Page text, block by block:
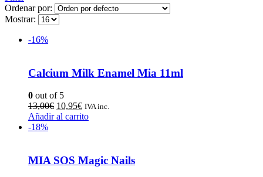
Ordenar por:
Mostrar:
-16%
Calcium Milk Enamel Mia 11ml
0 out of 5
13,00€ 10,95€ IVA inc.
Añadir al carrito
-18%
MIA SOS Magic Nails